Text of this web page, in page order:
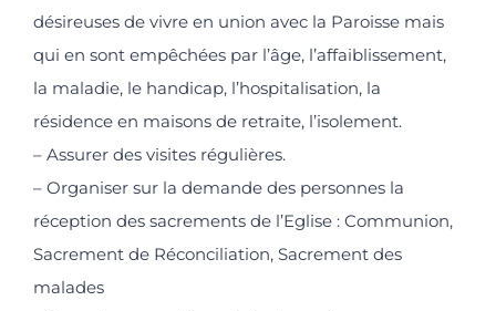
désireuses de vivre en union avec la Paroisse mais
qui en sont empêchées par l’âge, l’affaiblissement,
la maladie, le handicap, l’hospitalisation, la
résidence en maisons de retraite, l’isolement.
– Assurer des visites régulières.
– Organiser sur la demande des personnes la
réception des sacrements de l’Eglise : Communion,
Sacrement de Réconciliation, Sacrement des
malades